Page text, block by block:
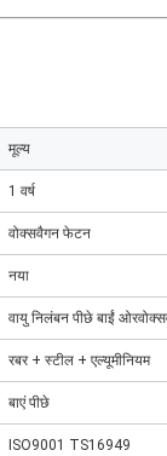
मूल्य
1 वर्ष
वोक्सवैगन फेटन
नया
वायु निलंबन पीछे बाईं ओर
रबर + स्टील + एल्यूमीनियम
बाएं पीछे
ISO9001 TS16949